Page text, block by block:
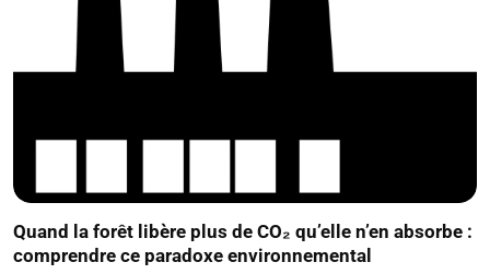
Quand la forêt libère plus de CO₂ qu’elle n’en absorbe :
comprendre ce paradoxe environnemental